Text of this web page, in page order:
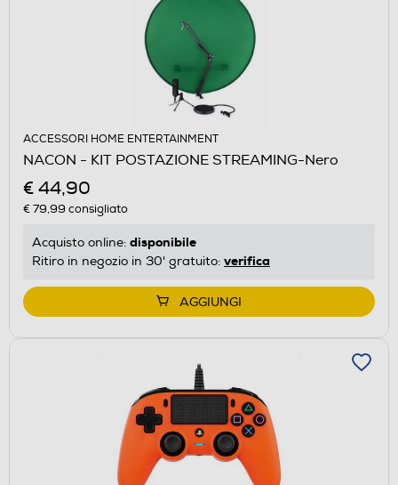
ACCESSORI HOME ENTERTAINMENT
NACON - KIT POSTAZIONE STREAMING-Nero
€ 44,90
€ 79,99 consigliato
Acquisto online: disponibile
Ritiro in negozio in 30' gratuito: verifica
AGGIUNGI